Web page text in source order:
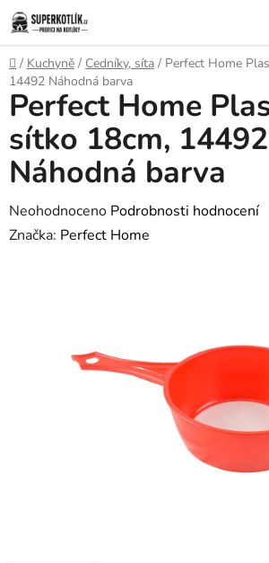
Přejít
na
obsah
Domů
/ Kuchyně / Cedníky, síta / Perfect Home
14492 Náhodná barva
Perfect Home
sítko 18cm, 14492
Náhodná barva
Průměrné
hodnocení
Neohodnoceno Podrobnosti hodnocení
Značka: Perfect Home